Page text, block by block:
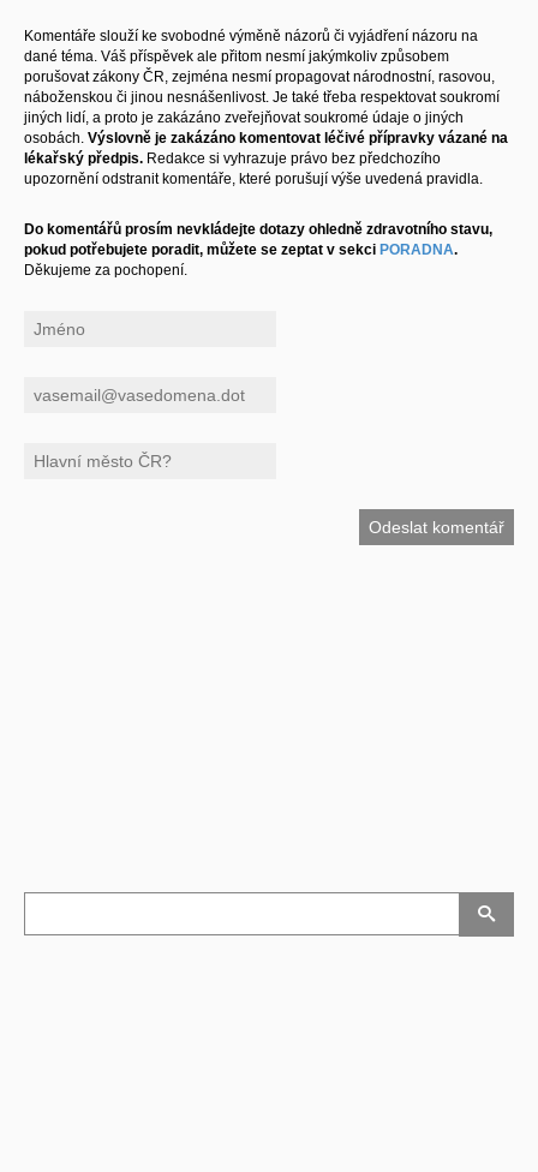
Komentáře slouží ke svobodné výměně názorů či vyjádření názoru na
dané téma. Váš příspěvek ale přitom nesmí jakýmkoliv způsobem
porušovat zákony ČR, zejména nesmí propagovat národnostní, rasovou,
náboženskou či jinou nesnášenlivost. Je také třeba respektovat soukromí
jiných lidí, a proto je zakázáno zveřejňovat soukromé údaje o jiných
osobách. Výslovně je zakázáno komentovat léčivé přípravky vázané na
lékařský předpis. Redakce si vyhrazuje právo bez předchozího
upozornění odstranit komentáře, které porušují výše uvedená pravidla.
Do komentářů prosím nevkládejte dotazy ohledně zdravotního stavu,
pokud potřebujete poradit, můžete se zeptat v sekci PORADNA.
Děkujeme za pochopení.